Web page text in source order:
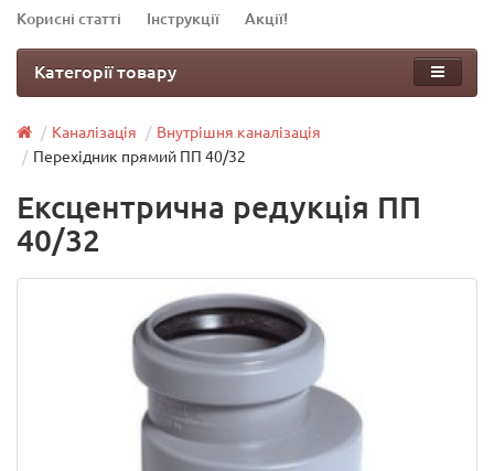
Корисні статті
Інструкції Акції!
Категорії товару
Каналізація
Внутрішня каналізація
Перехідник прямий ПП 40/32
Ексцентрична редукція ПП
40/32